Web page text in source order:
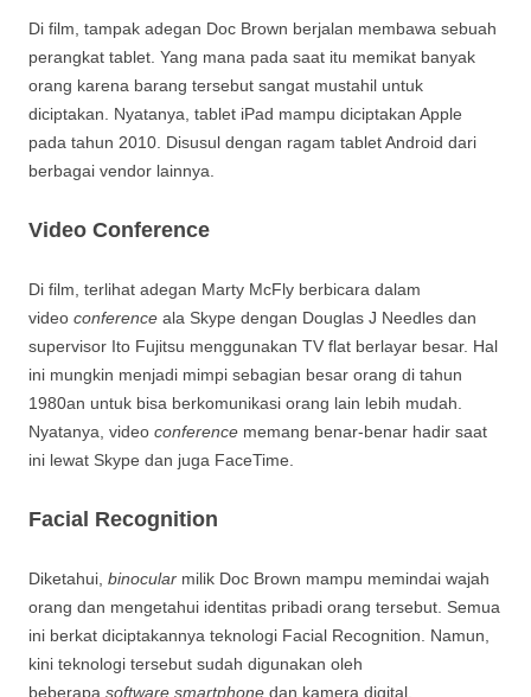
Di film, tampak adegan Doc Brown berjalan membawa sebuah
perangkat tablet. Yang mana pada saat itu memikat banyak
orang karena barang tersebut sangat mustahil untuk
diciptakan. Nyatanya, tablet iPad mampu diciptakan Apple
pada tahun 2010. Disusul dengan ragam tablet Android dari
berbagai vendor lainnya.
Video Conference
Di film, terlihat adegan Marty McFly berbicara dalam
video conference ala Skype dengan Douglas J Needles dan
supervisor Ito Fujitsu menggunakan TV flat berlayar besar. Hal
ini mungkin menjadi mimpi sebagian besar orang di tahun
1980an untuk bisa berkomunikasi orang lain lebih mudah.
Nyatanya, video conference memang benar-benar hadir saat
ini lewat Skype dan juga FaceTime.
Facial Recognition
Diketahui, binocular milik Doc Brown mampu memindai wajah
orang dan mengetahui identitas pribadi orang tersebut. Semua
ini berkat diciptakannya teknologi Facial Recognition. Namun,
kini teknologi tersebut sudah digunakan oleh
beberapa software smartphone dan kamera digital.